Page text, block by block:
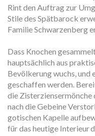
Rint den Auftrag zur
Stile des Spätbarock
Familie Schwarzenberg
Dass Knochen
hauptsächlich aus
Bevölkerung wuchs, und
geschaffen werden.
die Zisterziensermönche
nach die Gebeine
gotischen Kapelle
für das heutige Interieur